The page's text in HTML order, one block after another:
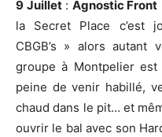
9 Juillet: Agnostic Front
la Secret Place c’est
CBGB’s » alors
groupe à Montpelier est
peine de venir habillé,
chaud dans le pit… et
ouvrir le bal avec son